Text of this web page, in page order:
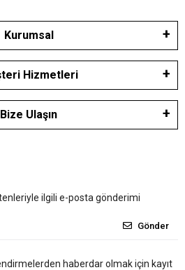
Kurumsal
Hizmetleri
Bize Ulaşın
ilgili e-posta gönderimi
Gönder
haberdar olmak için kayıt